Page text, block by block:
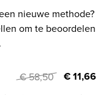
nieuwe methode?
om te beoordelen
€ 58,50 € 11,66